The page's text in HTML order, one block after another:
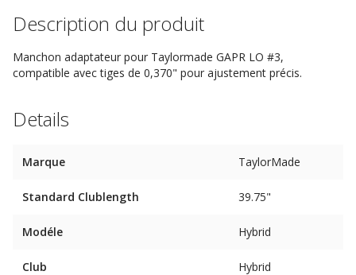
Description du produit
Manchon adaptateur pour Taylormade GAPR LO #3,
compatible avec tiges de 0,370" pour ajustement précis.
Details
Marque TaylorMade
Standard Clublength 39.75"
Modéle Hybrid
Club Hybrid